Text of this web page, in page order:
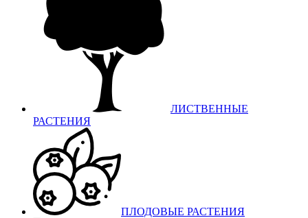
ЛИСТВЕННЫЕ
РАСТЕНИЯ
ПЛОДОВЫЕ РАСТЕНИЯ